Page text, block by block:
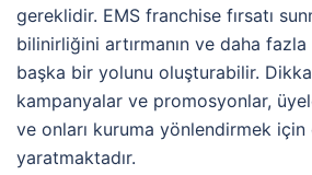
gereklidir. EMS franchise fırsatı
bilinirliğini artırmanın ve daha
başka bir yolunu oluşturabilir.
kampanyalar ve promosyonlar,
ve onları kuruma yönlendirmek için
yaratmaktadır.